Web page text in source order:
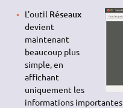
L'outil Réseaux
devient
maintenant
beaucoup plus
simple, en
affichant
uniquement les
informations importantes